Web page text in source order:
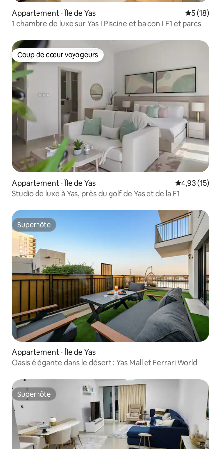
Appartement ⋅ Île de Yas
5 (18)
1 chambre de luxe sur Yas I Piscine et balcon I F1 et parcs
Coup de cœur voyageurs
Coup de cœur voyageurs
Appartement ⋅ Île de Yas Évaluation
4,93 (15)
Studio de luxe à Yas, près du golf de Yas et de la F1
Superhôte
Superhôte
Appartement ⋅ Île de Yas
Oasis élégante dans le désert : Yas Mall et Ferrari World
Superhôte
Superhôte